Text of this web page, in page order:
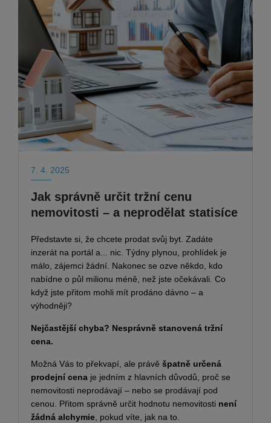
7. 4. 2025
Jak správně určit tržní cenu
nemovitosti – a neprodělat statisíce
Představte si, že chcete prodat svůj byt. Zadáte
inzerát na portál a... nic. Týdny plynou, prohlídek je
málo, zájemci žádní. Nakonec se ozve někdo, kdo
nabídne o půl milionu méně, než jste očekávali. Co
když jste přitom mohli mít prodáno dávno – a
výhodněji?
Nejčastější chyba? Nesprávně stanovená tržní
cena.
Možná Vás to překvapí, ale právě špatně určená
prodejní cena je jedním z hlavních důvodů, proč se
nemovitosti neprodávají – nebo se prodávají pod
cenou. Přitom správně určit hodnotu nemovitosti není
žádná alchymie , pokud víte, jak na to.